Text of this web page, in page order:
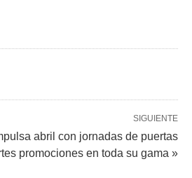
SIGUIENTE
abril con jornadas de puertas
promociones en toda su gama »